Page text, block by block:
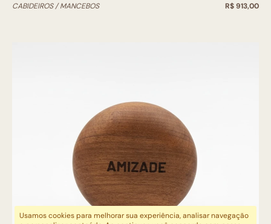
CABIDEIROS / MANCEBOS
R$ 913,00
Usamos cookies para melhorar sua experiência, analisar navegação